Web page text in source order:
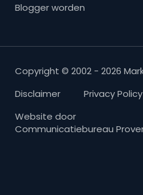
Blogger worden
Copyright © 2002 - 2026
Disclaimer
Privacy Policy
Website door
Communicatiebureau